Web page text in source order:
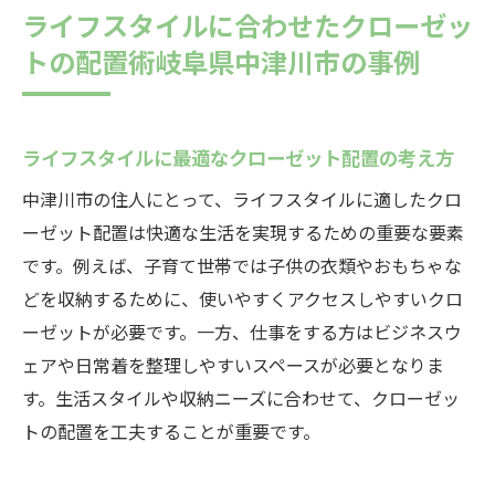
ライフスタイルに合わせたクローゼッ
トの配置術岐阜県中津川市の事例
ライフスタイルに最適なクローゼット配置の考え方
中津川市の住人にとって、ライフスタイルに適したクロ
ーゼット配置は快適な生活を実現するための重要な要素
です。例えば、子育て世帯では子供の衣類やおもちゃな
どを収納するために、使いやすくアクセスしやすいクロ
ーゼットが必要です。一方、仕事をする方はビジネスウ
ェアや日常着を整理しやすいスペースが必要となりま
す。生活スタイルや収納ニーズに合わせて、クローゼッ
トの配置を工夫することが重要です。